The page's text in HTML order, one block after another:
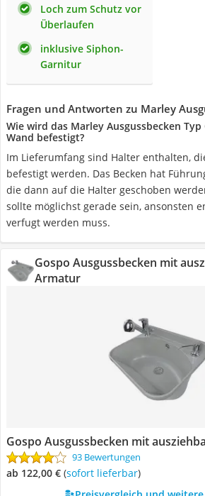
Loch zum Schutz vor
Überlaufen
inklusive Siphon-
Garnitur
Fragen und Antworten zu Marley
Wie wird das Marley Ausgussbecken
Wand befestigt?
Im Lieferumfang sind Halter enthalten,
befestigt werden. Das Becken hat
die dann auf die Halter geschoben
sollte möglichst gerade sein, ansonsten
verfugt werden muss.
Gospo Ausgussbecken mit
Armatur
Gospo Ausgussbecken mit
93 Bewertungen
ab 122,00 € ( Sofort lieferbar)